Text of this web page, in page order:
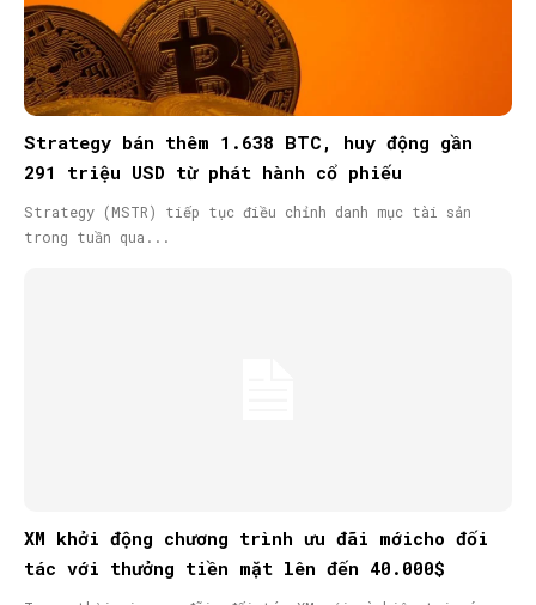
Strategy bán thêm 1.638 BTC, huy động gần
291 triệu USD từ phát hành cổ phiếu
Strategy (MSTR) tiếp tục điều chỉnh danh mục tài sản
trong tuần qua...
XM khởi động chương trình ưu đãi mớicho đối
tác với thưởng tiền mặt lên đến 40.000$